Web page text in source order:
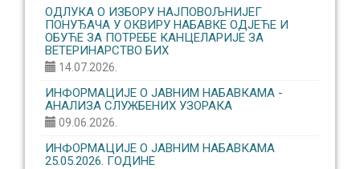
ОДЛУКА О ИЗБОРУ НАЈПОВОЉНИЈЕГ
ПОНУЂАЧА У ОКВИРУ НАБАВКЕ ОДЈЕЋЕ И
ОБУЋЕ ЗА ПОТРЕБЕ КАНЦЕЛАРИЈЕ ЗА
ВЕТЕРИНАРСТВО БИХ
14.07.2026.
ИНФОРМАЦИЈЕ О ЈАВНИМ НАБАВКАМА -
АНАЛИЗА СЛУЖБЕНИХ УЗОРАКА
09.06.2026.
ИНФОРМАЦИЈЕ О ЈАВНИМ НАБАВКАМА
25.05.2026. ГОДИНЕ